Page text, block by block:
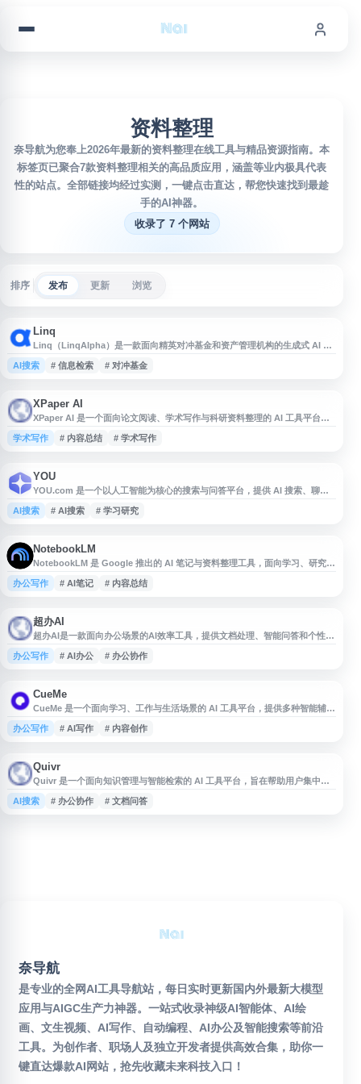
资料整理
奈导航为您奉上2026年最新的资料整理在线工具与精品资源指南。本
标签页已聚合7款资料整理相关的高品质应用，涵盖等业内极具代表
性的站点。全部链接均经过实测，一键点击直达，帮您快速找到最趁
手的AI神器。
收录了 7 个网站
排序 发布 更新 浏览
Linq
Linq（LinqAlpha）是一款面向精英对冲基金和资产管理机构的生成式 AI 投
研解决方案，旨在帮助投资团队提升研究效率与信息处理能力。平台聚焦投资
研究场景，通过 AI 技术辅助分析、检索和整理相关资料，为专业资产管理者
AI搜索 # 信息检索 # 对冲基金
XPaper AI
XPaper AI 是一个面向论文阅读、学术写作与科研资料整理的 AI 工具平台，
提供文献理解、内容总结、写作辅助等相关功能，帮助用户提升论文处理和研
究工作效率。适合科研人员、学生及需要进行学术资料分析与知识整理的用户
学术写作 # 内容总结 # 学术写作
YOU
YOU.com 是一个以人工智能为核心的搜索与问答平台，提供 AI 搜索、聊天
助手、写作、代码、研究等功能。用户可通过自然语言提问获取整合信息，并
根据需求使用不同 AI 工具提升信息检索和内容处理效率。网站适合用于日常
AI搜索 # AI搜索 # 学习研究
NotebookLM
NotebookLM 是 Google 推出的 AI 笔记与资料整理工具，面向学习、研究和
写作等场景。用户可上传文档、网页等资料，借助人工智能进行内容总结、问
答、重点提炼和资料关联分析，帮助更高效地理解信息与组织知识。
办公写作 # AI笔记 # 内容总结
超办AI
超办AI是一款面向办公场景的AI效率工具，提供文档处理、智能问答和个性化
建议等功能，帮助用户提升日常工作效率。平台可用于处理各类文档任务，并
通过聊天交互实时解答问题，适合需要辅助写作、资料整理、办公协作和信息
办公写作 # AI办公 # 办公协作
CueMe
CueMe 是一个面向学习、工作与生活场景的 AI 工具平台，提供多种智能辅助
能力，可用于内容创作、文本生成、效率提升等需求。其“超能写”功能支持长
文一键生成，适合用于写作参考、资料整理、方案撰写等场景。网站提供免费
办公写作 # AI写作 # 内容创作
Quivr
Quivr 是一个面向知识管理与智能检索的 AI 工具平台，旨在帮助用户集中整
理文档、笔记和资料，并通过自然语言提问快速获取相关信息。网站支持构建
个人或团队的知识库，适用于资料查询、内容整理、学习研究、办公协作等场
AI搜索 # 办公协作 # 文档问答
奈导航
是专业的全网AI工具导航站，每日实时更新国内外最新大模型
应用与AIGC生产力神器。一站式收录神级AI智能体、AI绘
画、文生视频、AI写作、自动编程、AI办公及智能搜索等前沿
工具。为创作者、职场人及独立开发者提供高效合集，助你一
键直达爆款AI网站，抢先收藏未来科技入口！